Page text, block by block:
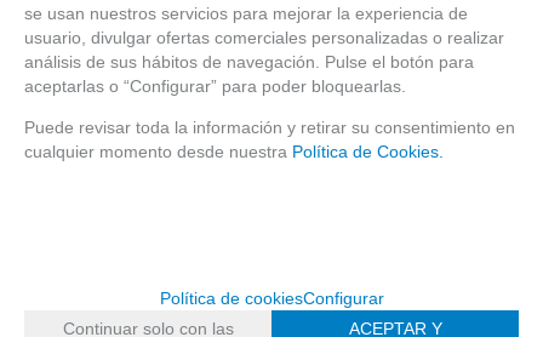
Anillo Fonico Saxo Tenor
Atriles Marcha
Boquillas
Boquilleros
Cañas
Estuches Guardacañas
se usan nuestros servicios para mejorar la experiencia de
usuario, divulgar ofertas comerciales personalizadas o realizar
análisis de sus hábitos de navegación. Pulse el botón para
aceptarlas o “Configurar” para poder bloquearlas.
Puede revisar toda la información y retirar su consentimiento en
cualquier momento desde nuestra Política de Cookies.
Política de cookiesConfigurar
Continuar solo con las
ACEPTAR Y